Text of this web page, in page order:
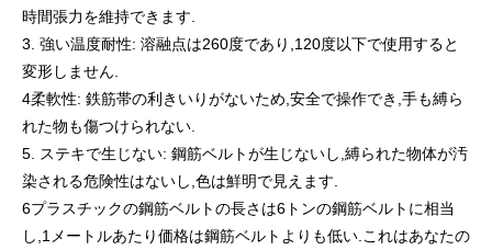
時間張力を維持できます.
3. 強い温度耐性: 溶融点は260度であり,120度以下で使用すると
変形しません.
4柔軟性: 鉄筋帯の利きいりがないため,安全で操作でき,手も縛ら
れた物も傷つけられない.
5. ステキで生じない: 鋼筋ベルトが生じないし,縛られた物体が汚
染される危険性はないし,色は鮮明で見えます.
6プラスチックの鋼筋ベルトの長さは6トンの鋼筋ベルトに相当
し,1メートルあたり価格は鋼筋ベルトよりも低い.これはあなたの